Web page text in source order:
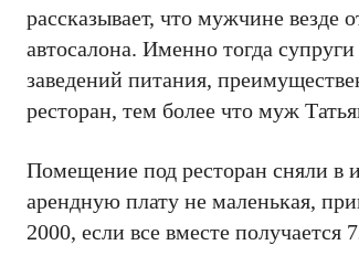
рассказывает, что мужчине везде
автосалона. Именно тогда
заведений питания,
ресторан, тем более что муж
Помещение под ресторан сняли в
арендную плату не маленькая,
2000, если все вместе получается